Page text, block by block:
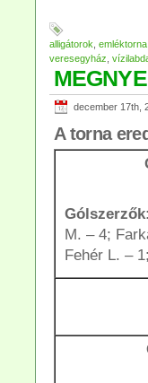
alligátorok emléktorna
veresegyház
december 17th,
A torna
M. – 4;
Fehér L. –